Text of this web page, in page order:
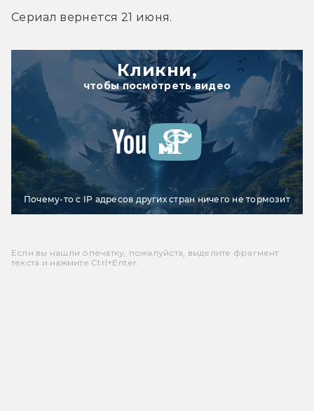
Сериал вернется 21 июня.
Кликни,
чтобы посмотреть видео
Почему-то с IP адресов других стран ничего не тормозит
Если вы нашли опечатку, пожалуйста, выделите фрагмент
текста и нажмите Ctrl+Enter.